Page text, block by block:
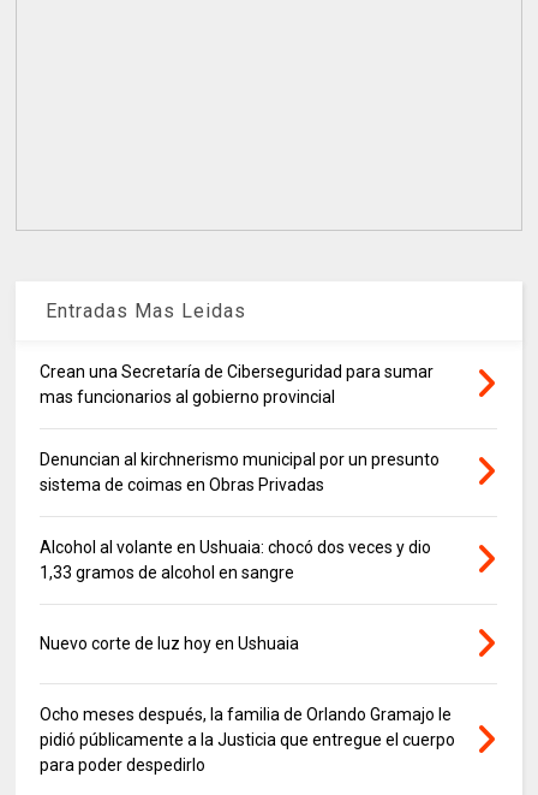
Entradas Mas Leidas
Crean una Secretaría de Ciberseguridad para sumar
mas funcionarios al gobierno provincial
Denuncian al kirchnerismo municipal por un presunto
sistema de coimas en Obras Privadas
Alcohol al volante en Ushuaia: chocó dos veces y dio
1,33 gramos de alcohol en sangre
Nuevo corte de luz hoy en Ushuaia
Ocho meses después, la familia de Orlando Gramajo le
pidió públicamente a la Justicia que entregue el cuerpo
para poder despedirlo